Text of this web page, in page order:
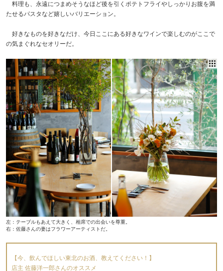
料理も、永遠につまめそうなほど後を引くポテトフライやしっかりお腹を満
たせるパスタなど嬉しいバリエーション。
好きなものを好きなだけ、今日ここにある好きなワインで楽しむのがここで
の気まぐれなセオリーだ。
左：テーブルもあえて大きく、相席での出会いを尊重。
右：佐藤さんの妻はフラワーアーティストだ。
【今、飲んでほしい東北のお酒、教えてください！】
店主 佐藤洋一郎さんのオススメ